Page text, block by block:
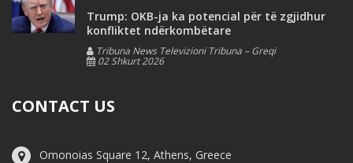
Trump: OKB-ja ka potencial për të zgjidhur
konfliktet ndërkombëtare
Tribuna News Televizioni Tribuna – Greqi
02 Shkurt 2026
CONTACT US
Omonoias Square 12, Athens, Greece